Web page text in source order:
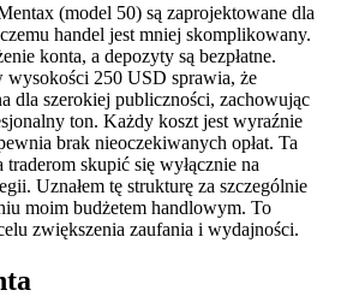
(model 50) są zaprojektowane dla
handel jest mniej skomplikowany.
konta, a depozyty są bezpłatne.
250 USD sprawia, że
dla szerokiej publiczności, zachowując
ton. Każdy koszt jest wyraźnie
brak nieoczekiwanych opłat. Ta
skupić się wyłącznie na
Uznałem tę strukturę za szczególnie
moim budżetem handlowym. To
zwiększenia zaufania i wydajności.